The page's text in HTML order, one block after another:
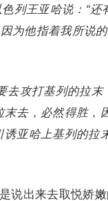
列王亚哈说：“还
为他指着我所说
去攻打基列的拉
去，必然得胜，
亚哈上基列的拉
说出来去取悦娇